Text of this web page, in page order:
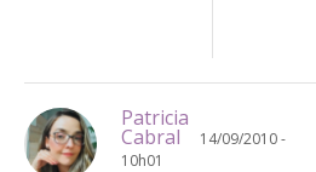
Patricia
Cabral
14/09/2010 -
10h01